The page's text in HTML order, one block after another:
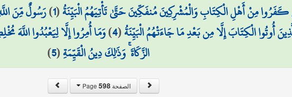
مِنْ أَهْلِ الْكِتَابِ وَالْمُشْرِكِينَ مُنفَكِّينَ حَتَّىٰ تَأْتِيَهُمُ الْبَيِّنَةُ(
1
)رَسُولٌ مِّنَ
أُوتُوا الْكِتَابَ إِلَّا مِن بَعْدِ مَا جَاءَتْهُمُ الْبَيِّنَةُ(
4
)وَمَا أُمِرُوا إِلَّا لِيَعْبُدُوا اللَّهَ
الزَّكَاةَ ۚ وَذَٰلِكَ دِينُ الْقَيِّمَةِ(
5
)
الصفحة Page598